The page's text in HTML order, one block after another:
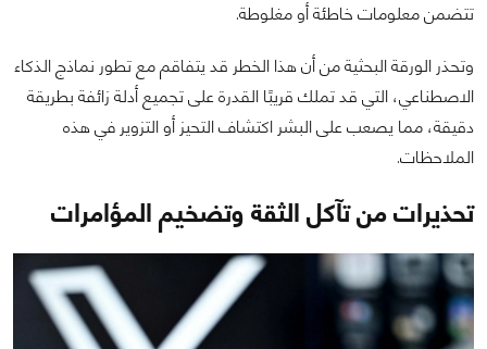
تتضمن معلومات خاطئة أو مغلوطة.
وتحذر الورقة البحثية من أن هذا الخطر قد يتفاقم مع تطور نماذج الذكاء
الاصطناعي، التي قد تملك قريبًا القدرة على تجميع أدلة زائفة بطريقة
دقيقة، مما يصعب على البشر اكتشاف التحيز أو التزوير في هذه
الملاحظات.
تحذيرات من تآكل الثقة وتضخيم المؤامرات